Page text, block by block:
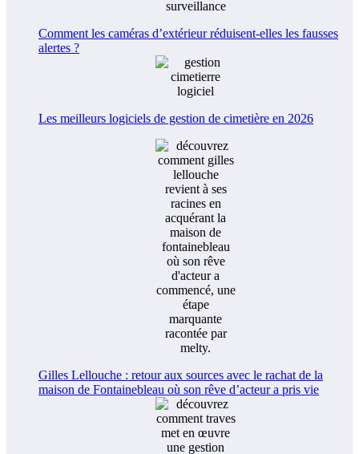
Comment les caméras d’extérieur réduisent-elles les fausses
alertes ?
Les meilleurs logiciels de gestion de cimetière en 2026
Gilles Lellouche : retour aux sources avec le rachat de la
maison de Fontainebleau où son rêve d’acteur a pris vie